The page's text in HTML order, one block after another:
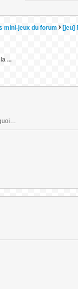
mini-jeux du forum [jeu]
...